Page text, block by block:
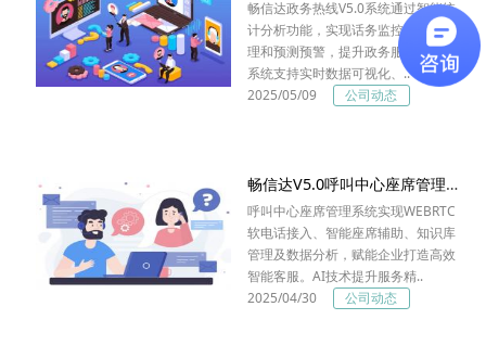
畅信达政务热线V5.0系统通过智能统
计分析功能，实现话务监控、工单管
理和预测预警，提升政务服务效率。
系统支持实时数据可视化、..
2025/05/09
公司动态
畅信达V5.0呼叫中心座席管理系统：智能升级，高效服务
呼叫中心座席管理系统实现WEBRTC
软电话接入、智能座席辅助、知识库
管理及数据分析，赋能企业打造高效
智能客服。AI技术提升服务精..
2025/04/30
公司动态